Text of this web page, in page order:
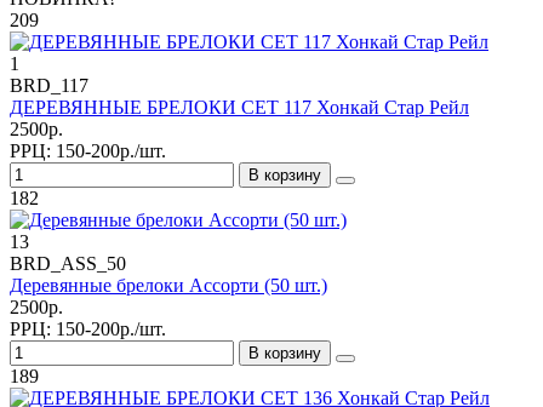
209
1
BRD_117
ДЕРЕВЯННЫЕ БРЕЛОКИ СЕТ 117 Хонкай Стар Рейл
2500р.
РРЦ: 150-200р./шт.
В корзину
182
13
BRD_ASS_50
Деревянные брелоки Ассорти (50 шт.)
2500р.
РРЦ: 150-200р./шт.
В корзину
189